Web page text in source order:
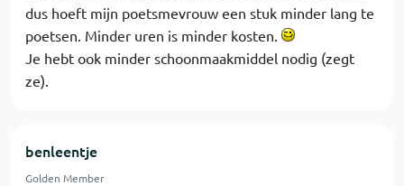
dus hoeft mijn poetsmevrouw een stuk minder lang te
poetsen. Minder uren is minder kosten.
Je hebt ook minder schoonmaakmiddel nodig (zegt
ze).
benleentje
Golden Member